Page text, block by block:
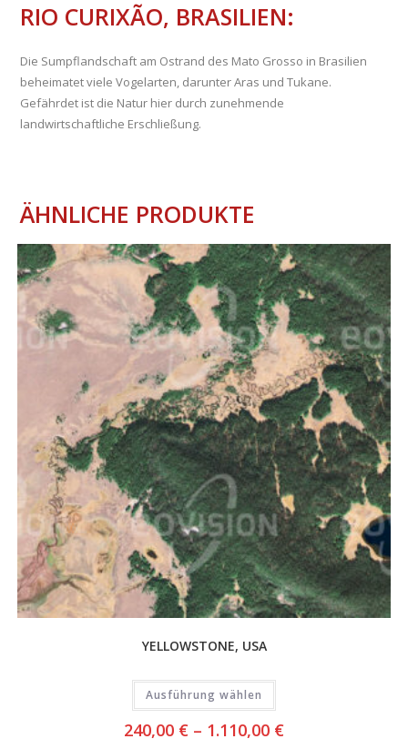
RIO CURIXÃO, BRASILIEN:
Die Sumpflandschaft am Ostrand des Mato Grosso in Brasilien
beheimatet viele Vogelarten, darunter Aras und Tukane.
Gefährdet ist die Natur hier durch zunehmende
landwirtschaftliche Erschließung.
ÄHNLICHE PRODUKTE
YELLOWSTONE, USA
Ausführung wählen
240,00 € – 1.110,00 €